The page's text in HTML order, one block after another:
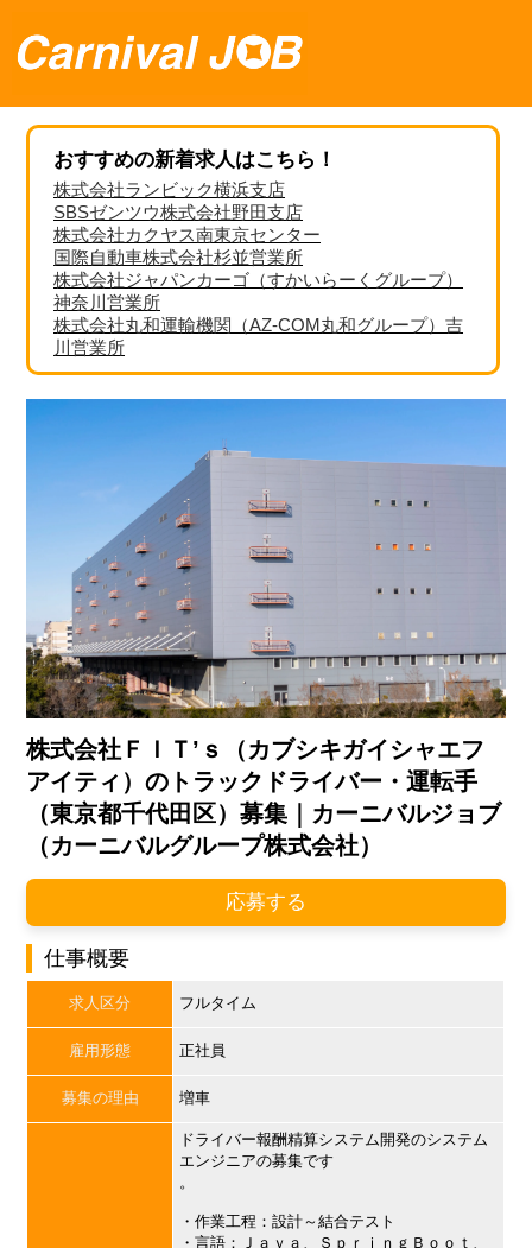
おすすめの新着求人はこちら！
株式会社ランビック横浜支店
SBSゼンツウ株式会社野田支店
株式会社カクヤス南東京センター
国際自動車株式会社杉並営業所
株式会社ジャパンカーゴ（すかいらーくグループ）
神奈川営業所
株式会社丸和運輸機関（AZ-COM丸和グループ）吉
川営業所
株式会社ＦＩＴ’ｓ（カブシキガイシャエフ
アイティ）のトラックドライバー・運転手
（東京都千代田区）募集｜カーニバルジョブ
（カーニバルグループ株式会社）
応募する
仕事概要
求人区分 フルタイム
雇用形態 正社員
募集の理由 増車
ドライバー報酬精算システム開発のシステム
エンジニアの募集です
。
・作業工程：設計～結合テスト
・言語：Ｊａｖａ、ＳｐｒｉｎｇＢｏｏｔ、